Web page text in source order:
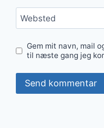
Websted
Gem mit navn, mail
til næste gang jeg